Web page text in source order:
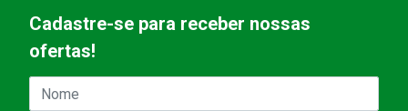
Cadastre-se para receber nossas
ofertas!